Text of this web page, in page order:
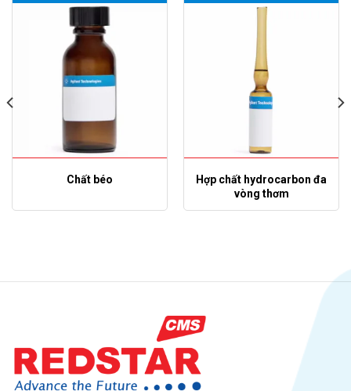
Chất béo
Hợp chất hydrocarbon đa
vòng thơm